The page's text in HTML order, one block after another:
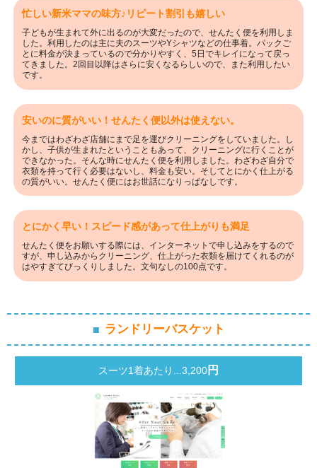
忙しい新米ママの味方♪リピート割引も嬉しい
子どもが生まれて外に出るのが大変だったので、せんたく便を利用しま
した。利用したのは主に夫のスーツやYシャツなどの仕事着。パックご
とに料金が決まっているので分かりやすく、5日でキレイになって戻っ
てきました。2回目以降はさらに安くなるらしいので、また利用したい
です。
安いのに質がいい！せんたく便以外は使えない。
今まではわざわざ店舗にまで足を運びクリーニングをしていました。し
かし、子供が生まれたということもあって、クリーニングに行くことが
できなかった。そんな時にせんたく便を利用しました。わざわざ自分で
衣類を持って行く必要はないし、料金も安い。そしてとにかく仕上がる
の質がいい。せんたく便にはお世話になりっぱなしです。
とにかく早い！スピード感があって仕上がりも満足
せんたく便をお願いする際には、インターネットで申し込みをするので
すが、申し込みからクリーニング、仕上がった衣類を届けてくれるのが
はやすぎてびっくりしました。文句なしの100点です。
ランドリーバスケット
スーツ1着あたり...3,200円